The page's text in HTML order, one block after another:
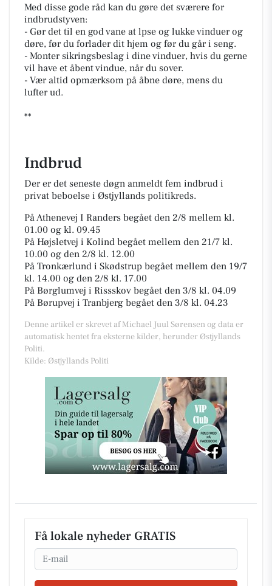
Med disse gode råd kan du gøre det sværere for
indbrudstyven:
- Gør det til en god vane at lpse og lukke vinduer og
døre, før du forlader dit hjem og før du går i seng.
- Monter sikringsbeslag i dine vinduer, hvis du gerne
vil have et åbent vindue, når du sover.
- Vær altid opmærksom på åbne døre, mens du
lufter ud.
**
Indbrud
Der er det seneste døgn anmeldt fem indbrud i
privat beboelse i Østjyllands politikreds.
På Athenevej I Randers begået den 2/8 mellem kl.
01.00 og kl. 09.45
På Højsletvej i Kolind begået mellem den 21/7 kl.
10.00 og den 2/8 kl. 12.00
På Tronkærlund i Skødstrup begået mellem den 19/7
kl. 14.00 og den 2/8 kl. 17.00
På Børglumvej i Rissskov begået den 3/8 kl. 04.09
På Børupvej i Tranbjerg begået den 3/8 kl. 04.23
Denne artikel er skrevet af Michael Juul Sørensen og data er
automatisk hentet fra eksterne kilder, herunder Østjyllands
Politi.
Kilde: Østjyllands Politi
Få lokale nyheder GRATIS
Email